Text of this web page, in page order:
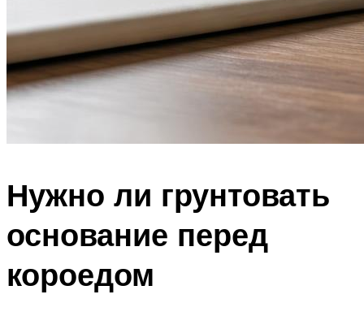
Нужно ли грунтовать
основание перед
короедом